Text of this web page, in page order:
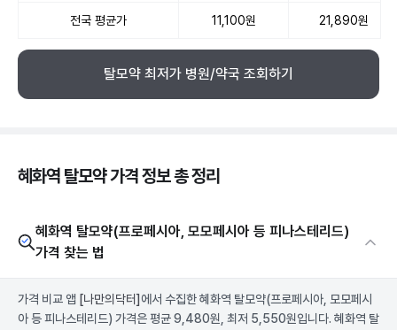
전국 평균가 11,100원 21,890원
탈모약 최저가 병원/약국 조회하기
혜화역 탈모약 가격 정보 총 정리
혜화역 탈모약(프로페시아, 모모페시아 등 피나스테리드)
가격 찾는 법
가격 비교 앱 [나만의닥터] 에서 수집한 혜화역 탈모약(프로페시아, 모모페시
아 등 피나스테리드) 가격은 평균 9,480원, 최저 5,550원입니다. 혜화역 탈